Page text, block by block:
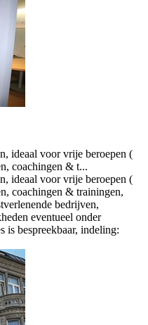
ideaal voor vrije beroepen (
coachingen & t...
ideaal voor vrije beroepen (
coachingen & trainingen,
bedrijven,
eventueel onder
is bespreekbaar, indeling: